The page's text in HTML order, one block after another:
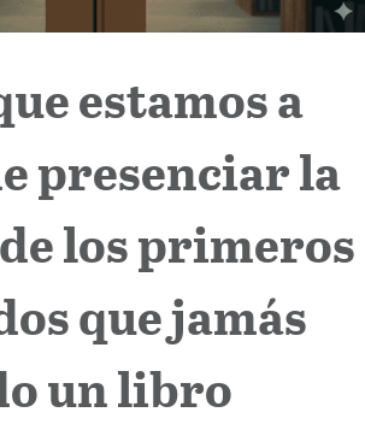
estamos a
presenciar la
los primeros
que jamás
un libro